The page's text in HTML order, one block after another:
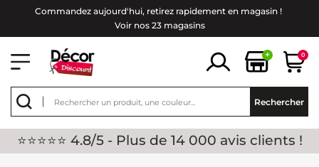
Commandez aujourd'hui, retirez rapidement en magasin !
Voir nos 23 magasins
+ 0
Rechercher
⭐⭐⭐⭐⭐ 4.8/5 - Plus de 14 000 avis clients !